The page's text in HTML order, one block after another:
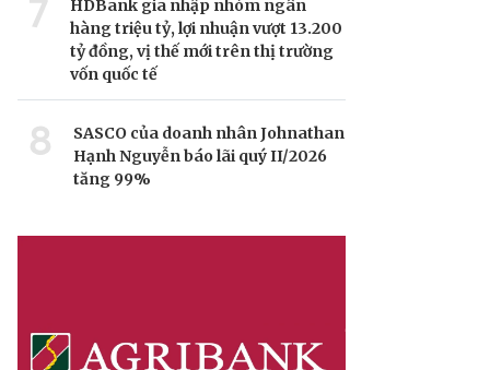
7
HDBank gia nhập nhóm ngân
hàng triệu tỷ, lợi nhuận vượt 13.200
tỷ đồng, vị thế mới trên thị trường
vốn quốc tế
8
SASCO của doanh nhân Johnathan
Hạnh Nguyễn báo lãi quý II/2026
tăng 99%